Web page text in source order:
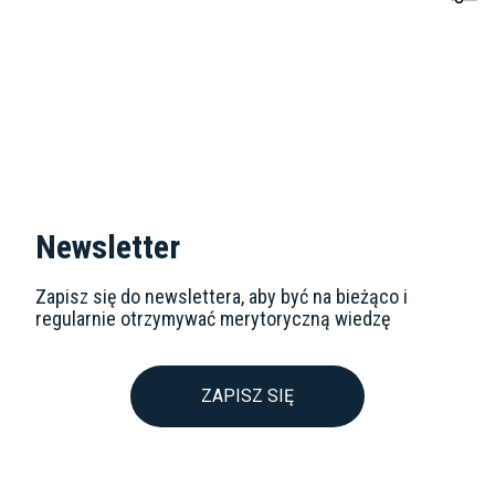
Newsletter
Zapisz się do newslettera, aby być na bieżąco i
regularnie otrzymywać merytoryczną wiedzę
ZAPISZ SIĘ